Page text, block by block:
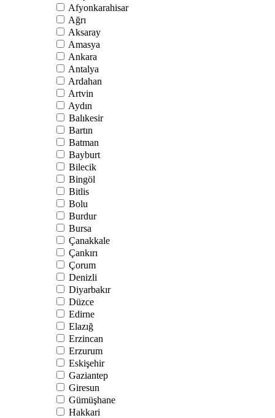
Afyonkarahisar
Ağrı
Aksaray
Amasya
Ankara
Antalya
Ardahan
Artvin
Aydın
Balıkesir
Bartın
Batman
Bayburt
Bilecik
Bingöl
Bitlis
Bolu
Burdur
Bursa
Çanakkale
Çankırı
Çorum
Denizli
Diyarbakır
Düzce
Edirne
Elazığ
Erzincan
Erzurum
Eskişehir
Gaziantep
Giresun
Gümüşhane
Hakkari